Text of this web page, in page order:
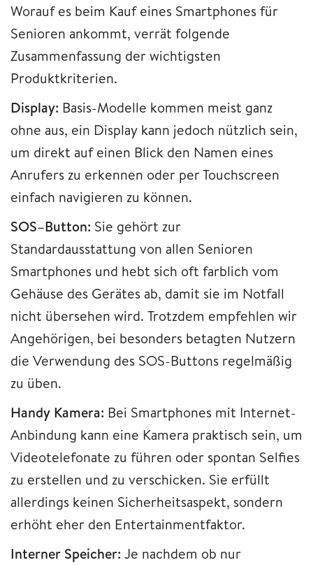
Worauf es beim Kauf eines Smartphones für
Senioren ankommt, verrät folgende
Zusammenfassung der wichtigsten
Produktkriterien.
Display: Basis-Modelle kommen meist ganz
ohne aus, ein Display kann jedoch nützlich sein,
um direkt auf einen Blick den Namen eines
Anrufers zu erkennen oder per Touchscreen
einfach navigieren zu können.
SOS–Button: Sie gehört zur
Standardausstattung von allen Senioren
Smartphones und hebt sich oft farblich vom
Gehäuse des Gerätes ab, damit sie im Notfall
nicht übersehen wird. Trotzdem empfehlen wir
Angehörigen, bei besonders betagten Nutzern
die Verwendung des SOS-Buttons regelmäßig
zu üben.
Handy Kamera: Bei Smartphones mit Internet-
Anbindung kann eine Kamera praktisch sein, um
Videotelefonate zu führen oder spontan Selfies
zu erstellen und zu verschicken. Sie erfüllt
allerdings keinen Sicherheitsaspekt, sondern
erhöht eher den Entertainmentfaktor.
Interner Speicher: Je nachdem ob nur